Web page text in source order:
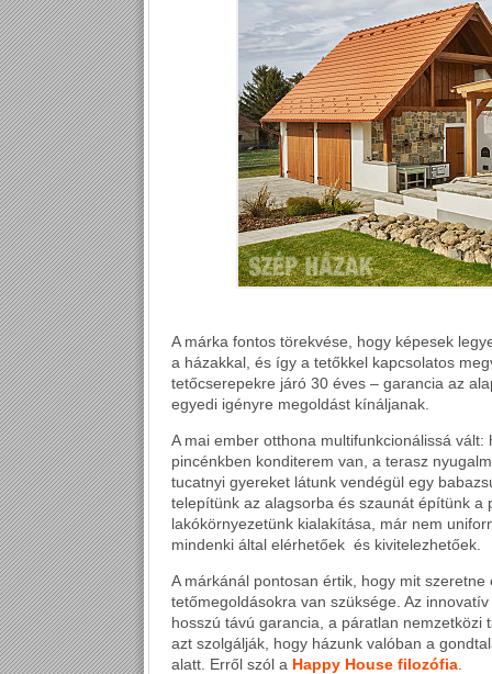
A márka fontos törekvése, hogy képesek
a házakkal, és így a tetőkkel kapcsolatos
tetőcserepekre járó 30 éves – garancia az
egyedi igényre megoldást kínáljanak.
A mai ember otthona multifunkcionálissá
pincénkben konditerem van, a terasz
tucatnyi gyereket látunk vendégül egy
telepítünk az alagsorba és szaunát építünk
lakókörnyezetünk kialakítása, már nem
mindenki által elérhetőek és kivitelezhetőek.
A márkánál pontosan értik, hogy mit
tetőmegoldásokra van szüksége. Az
hosszú távú garancia, a páratlan
azt szolgálják, hogy házunk valóban a
alatt. Erről szól a Happy House filozófia